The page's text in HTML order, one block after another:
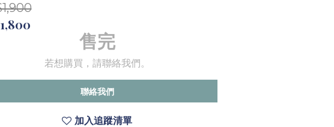
售完
若想購買，請聯絡我們。
聯絡我們
加入追蹤清單